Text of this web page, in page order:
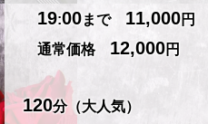
19:00まで 11,000円
通常価格 12,000円
120分（大人気）